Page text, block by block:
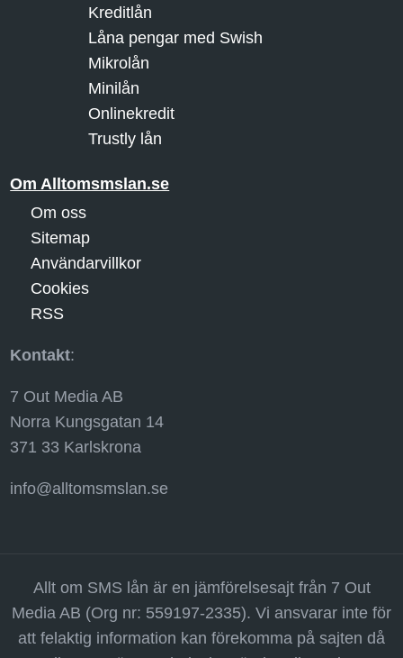
Kreditlån
Låna pengar med Swish
Mikrolån
Minilån
Onlinekredit
Trustly lån
Om Alltomsmslan.se
Om oss
Sitemap
Användarvillkor
Cookies
RSS
Kontakt:
7 Out Media AB
Norra Kungsgatan 14
371 33 Karlskrona
info@alltomsmslan.se
Allt om SMS lån är en jämförelsesajt från 7 Out
Media AB (Org nr: 559197-2335). Vi ansvarar inte för
att felaktig information kan förekomma på sajten då